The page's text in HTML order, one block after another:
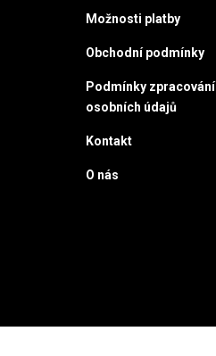
Možnosti platby
Obchodní podmínky
Podmínky zpracování
osobních údajů
Kontakt
O nás